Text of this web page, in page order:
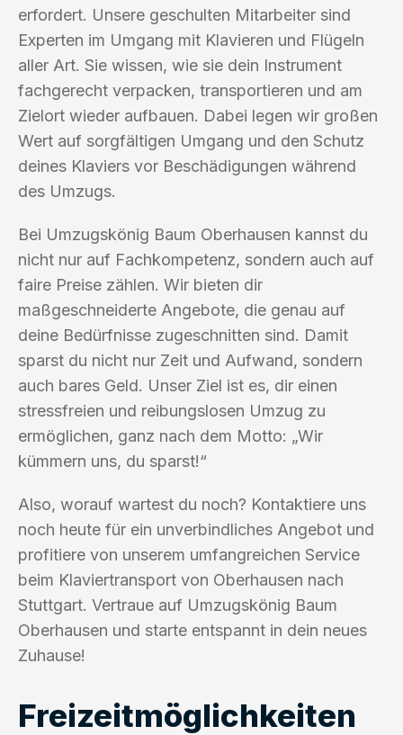
erfordert. Unsere geschulten Mitarbeiter sind
Experten im Umgang mit Klavieren und Flügeln
aller Art. Sie wissen, wie sie dein Instrument
fachgerecht verpacken, transportieren und am
Zielort wieder aufbauen. Dabei legen wir großen
Wert auf sorgfältigen Umgang und den Schutz
deines Klaviers vor Beschädigungen während
des Umzugs.
Bei Umzugskönig Baum Oberhausen kannst du
nicht nur auf Fachkompetenz, sondern auch auf
faire Preise zählen. Wir bieten dir
maßgeschneiderte Angebote, die genau auf
deine Bedürfnisse zugeschnitten sind. Damit
sparst du nicht nur Zeit und Aufwand, sondern
auch bares Geld. Unser Ziel ist es, dir einen
stressfreien und reibungslosen Umzug zu
ermöglichen, ganz nach dem Motto: „Wir
kümmern uns, du sparst!“
Also, worauf wartest du noch? Kontaktiere uns
noch heute für ein unverbindliches Angebot und
profitiere von unserem umfangreichen Service
beim Klaviertransport von Oberhausen nach
Stuttgart. Vertraue auf Umzugskönig Baum
Oberhausen und starte entspannt in dein neues
Zuhause!
Freizeitmöglichkeiten